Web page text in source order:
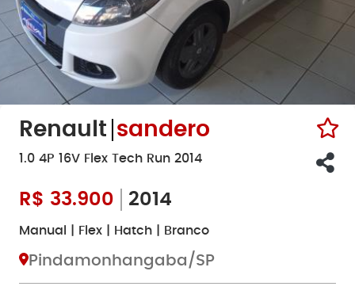
Renault sandero
1.0 4P 16V Flex Tech Run 2014
R$ 33.900 2014
Manual | Flex | Hatch | Branco
Pindamonhangaba/SP